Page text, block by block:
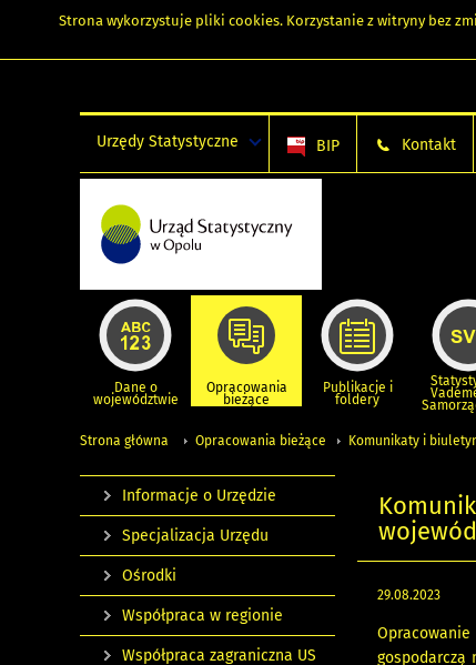
Strona wykorzystuje pliki cookies. Korzystanie z witryny bez
Urzędy Statystyczne BIP Kontakt
Dane o
województwie
Opracowania
bieżące
Publikacje i
foldery
Strona główna Opracowania bieżące Komunikaty i
29.08.2023
gospodarczą
Informacje o Urzędzie
Specjalizacja Urzędu
Ośrodki
Współpraca w regionie
Współpraca zagraniczna US